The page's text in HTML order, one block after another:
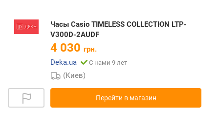
Часы Casio TIMELESS COLLECTION LTP-
V300D-2AUDF
4 030 грн.
Deka.ua
С нами 9 лет
(Киев)
Перейти в магазин